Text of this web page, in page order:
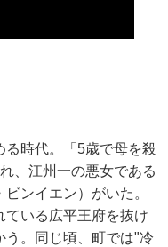
る時代。「5歳で母を殺
、江州一の悪女である
ンイエン）がいた。
いる広平王府を抜け
う。同じ頃、町では"冷